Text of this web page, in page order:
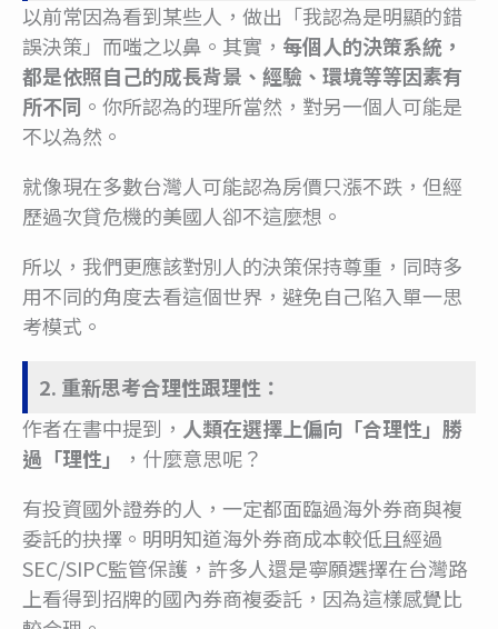
以前常因為看到某些人，做出「我認為是明顯的錯
誤決策」而嗤之以鼻。其實， 每個人的決策系統，
都是依照自己的成長背景、經驗、環境等等因素有
所不同 。你所認為的理所當然，對另一個人可能是
不以為然。
就像現在多數台灣人可能認為房價只漲不跌，但經
歷過次貸危機的美國人卻不這麼想。
所以，我們更應該對別人的決策保持尊重，同時多
用不同的角度去看這個世界，避免自己陷入單一思
考模式。
2. 重新思考合理性跟理性：
作者在書中提到， 人類在選擇上偏向「合理性」勝
過「理性」
，什麼意思呢？
有投資國外證券的人，一定都面臨過海外券商與複
委託的抉擇。明明知道海外券商成本較低且經過
SEC/SIPC監管保護，許多人還是寧願選擇在台灣路
上看得到招牌的國內券商複委託，因為這樣感覺比